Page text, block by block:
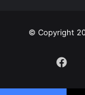
© Copyright